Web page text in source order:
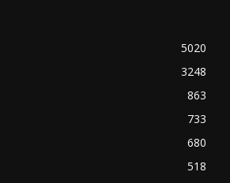
5020
3248
863
733
680
518